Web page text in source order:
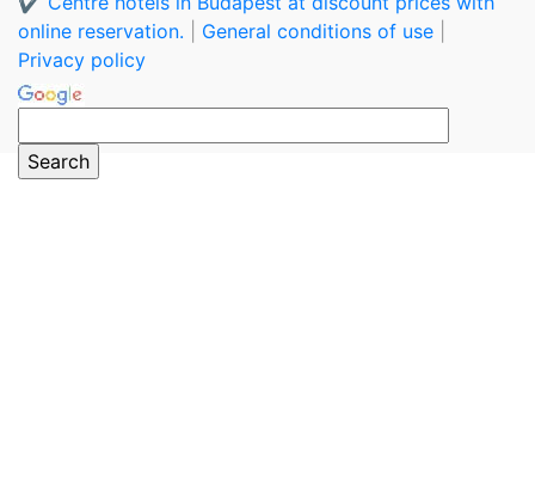
online reservation.
General conditions of use
Privacy policy